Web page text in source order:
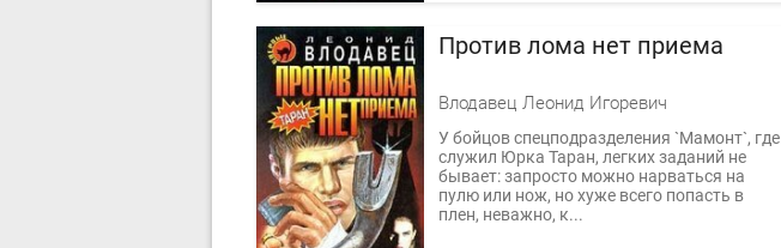
Против лома нет приема
Влодавец Леонид Игоревич
У бойцов спецподразделения `Мамонт`, где
служил Юрка Таран, легких заданий не
бывает: запросто можно нарваться на
пулю или нож, но хуже всего попасть в
плен, неважно, к...